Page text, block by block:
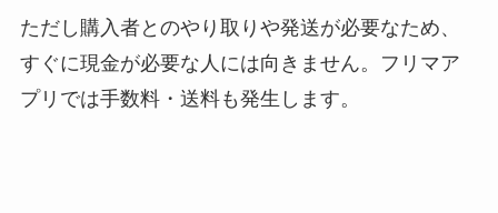
ただし購入者とのやり取りや発送が必要なため、
すぐに現金が必要な人には向きません。フリマア
プリでは手数料・送料も発生します。